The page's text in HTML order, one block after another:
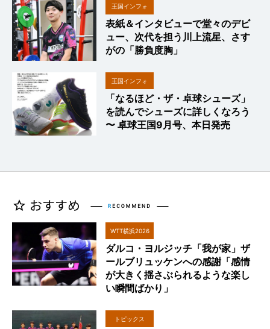
王国インフォ
表紙＆インタビューで堂々のデビ
ュー、次代を担う川上流星、さす
がの「勝負度胸」
王国インフォ
「なるほど・ザ・卓球シューズ」
を読んでシューズに詳しくなろう
〜 卓球王国9月号、本日発売
WTT横浜2026
ダルコ・ヨルジッチ「我が家」ザ
ールブリュッケンへの感謝「感情
が大きく揺さぶられるような楽し
い瞬間ばかり」
トピックス